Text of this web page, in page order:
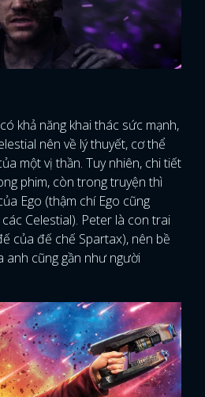
khả năng khai thác sức mạnh,
nên về lý thuyết, cơ thể
một vị thần. Tuy nhiên, chi tiết
phim, còn trong truyện thì
Ego (thậm chí Ego cũng
Celestial). Peter là con trai
của đế chế Spartax), nên bề
anh cũng gần như người